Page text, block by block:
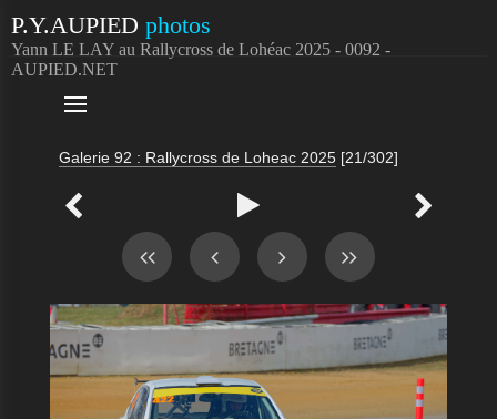
P.Y.AUPIED photos
Yann LE LAY au Rallycross de Lohéac 2025 - 0092 -
AUPIED.NET

Galerie 92 : Rallycross de Loheac 2025 [21/302]
  